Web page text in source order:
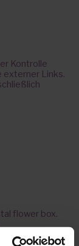
Kontrolle
externer Links.
flower box.